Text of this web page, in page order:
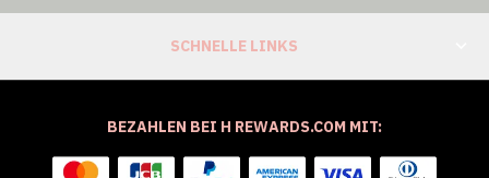
SCHNELLE LINKS
BEZAHLEN BEI H REWARDS.COM MIT: